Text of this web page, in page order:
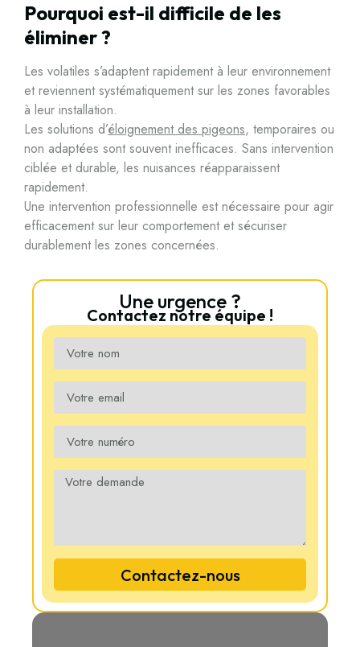
Une urgence ?
Contactez notre équipe !
Contactez-nous
Pourquoi est-il difficile de les
éliminer ?
Les volatiles s’adaptent rapidement à leur environnement
et reviennent systématiquement sur les zones favorables
à leur installation.
Les solutions d’éloignement des pigeons, temporaires ou
non adaptées sont souvent inefficaces. Sans intervention
ciblée et durable, les nuisances réapparaissent
rapidement.
Une intervention professionnelle est nécessaire pour agir
efficacement sur leur comportement et sécuriser
durablement les zones concernées.